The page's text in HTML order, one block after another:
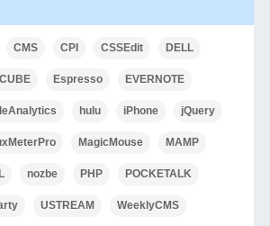
CMS CPI CSSEdit DELL
Espresso EVERNOTE
hulu iPhone jQuery
MagicMouse MAMP
nozbe PHP POCKETALK
USTREAM WeeklyCMS